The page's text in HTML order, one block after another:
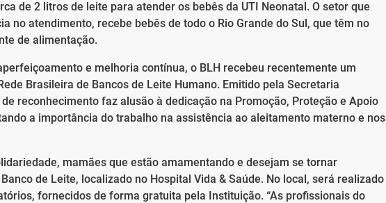
de 2 litros de leite para atender os bebês da UTI Neonatal. O setor que
no atendimento, recebe bebês de todo o Rio Grande do Sul, que têm no
de alimentação.
e melhoria contínua, o BLH recebeu recentemente um
Brasileira de Bancos de Leite Humano. Emitido pela Secretaria
reconhecimento faz alusão à dedicação na Promoção, Proteção e Apoio
a importância do trabalho na assistência ao aleitamento materno e nos
mamães que estão amamentando e desejam se tornar
de Leite, localizado no Hospital Vida & Saúde. No local, será realizado
fornecidos de forma gratuita pela Instituição. “As profissionais do